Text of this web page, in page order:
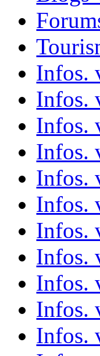
Infos.
Infos.
Infos.
Infos.
Infos.
Infos.
Infos.
Infos.
Infos.
Infos.
Infos.